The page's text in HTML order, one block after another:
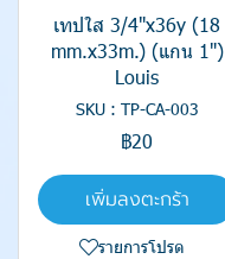
เทปใส 3/4"x36y (18
mm.x33m.) (แกน 1")
Louis
SKU : TP-CA-003
฿20
เพิ่มลงตะกร้า
รายการโปรด